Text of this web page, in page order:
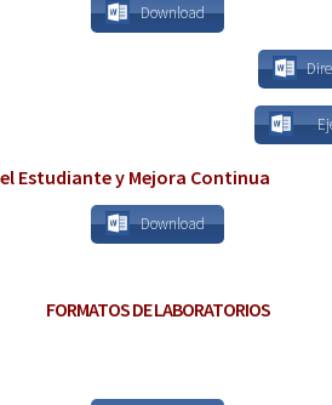
Download
Estudiante y Mejora Continua
Download
FORMATOS DE LABORATORIOS